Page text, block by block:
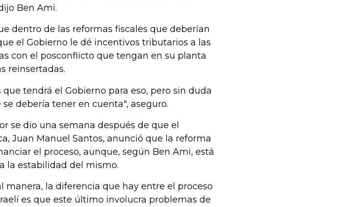
Ben Ami.
dentro de las reformas fiscales que deberían
el Gobierno le dé incentivos tributarios a las
con el posconflicto que tengan en su planta
reinsertadas.
tendrá el Gobierno para eso, pero sin duda
debería tener en cuenta", aseguro.
se dio una semana después de que el
Juan Manuel Santos, anunció que la reforma
el proceso, aunque, según Ben Ami, está
la estabilidad del mismo.
manera, la diferencia que hay entre el proceso
es que este último involucra problemas de